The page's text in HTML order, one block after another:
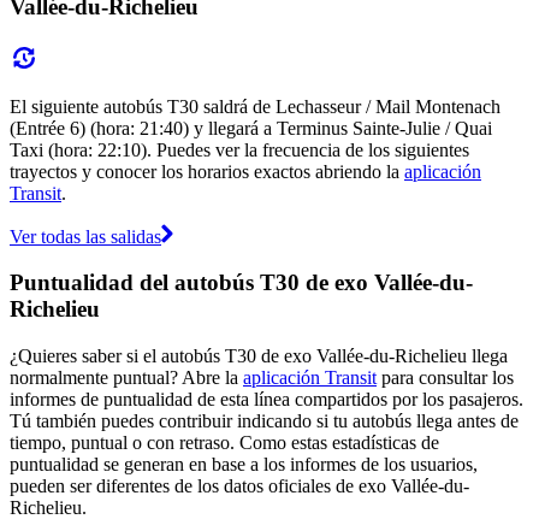
Vallée-du-Richelieu
El siguiente autobús T30 saldrá de Lechasseur / Mail Montenach
(Entrée 6) (hora: 21:40) y llegará a Terminus Sainte-Julie / Quai
Taxi (hora: 22:10). Puedes ver la frecuencia de los siguientes
trayectos y conocer los horarios exactos abriendo la aplicación
Transit.
Ver todas las salidas
Puntualidad del autobús T30 de exo Vallée-du-
Richelieu
¿Quieres saber si el autobús T30 de exo Vallée-du-Richelieu llega
normalmente puntual? Abre la aplicación Transit para consultar los
informes de puntualidad de esta línea compartidos por los pasajeros.
Tú también puedes contribuir indicando si tu autobús llega antes de
tiempo, puntual o con retraso. Como estas estadísticas de
puntualidad se generan en base a los informes de los usuarios,
pueden ser diferentes de los datos oficiales de exo Vallée-du-
Richelieu.